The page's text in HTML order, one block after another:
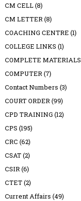
CM CELL(8)
CM LETTER(8)
COACHING CENTRE (1)
COLLEGE LINKS (1)
COMPLETE MATERIALS
COMPUTER(7)
Contact Numbers (3)
COURT ORDER(99)
CPD TRAINING (12)
CPS (195)
CRC (62)
CSAT(2)
CSIR(6)
CTET(2)
Current Affairs (49)